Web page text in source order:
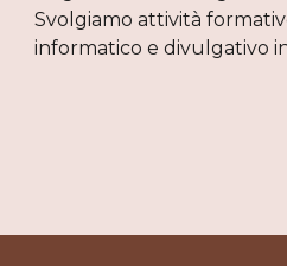
Svolgiamo attività
informatico e divulgativo